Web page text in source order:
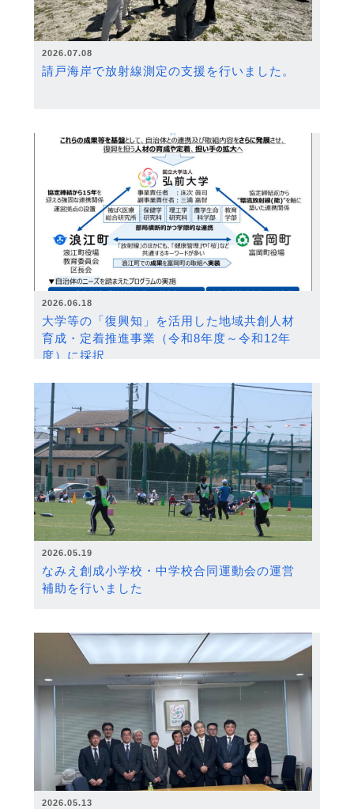
2026.07.08
請戸海岸で放射線測定の支援を行いました。
2026.06.18
大学等の「復興知」を活用した地域共創人材
育成・定着推進事業（令和8年度～令和12年
度）に採択
2026.05.19
なみえ創成小学校・中学校合同運動会の運営
補助を行いました
2026.05.13